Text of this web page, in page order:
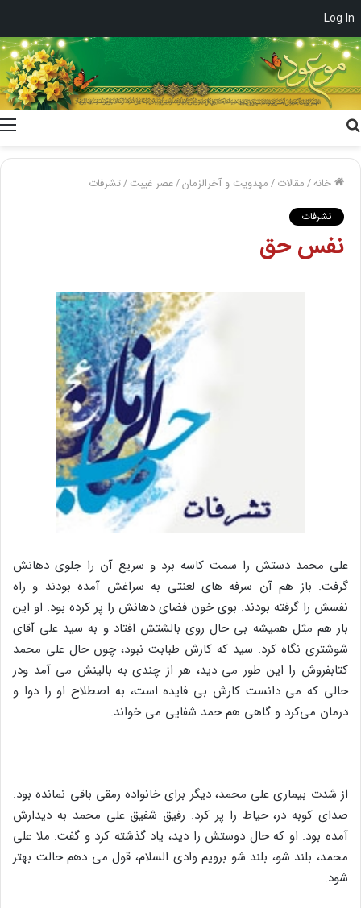
Log In
خانه/مقالات/مهدویت و آخرالزمان/عصر غیبت/تشرفات
تشرفات
نفس حق
علی محمد دستش را سمت کاسه برد و سریع آن را جلوی دهانش
گرفت. باز هم آن سرفه های لعنتی به سراغش آمده بودند و راه
نفسش را گرفته بودند. بوی خون فضای دهانش را پر کرده بود. او این
بار هم مثل همیشه بی حال روی بالشتش افتاد و به سید علی آقای
شوشتری نگاه کرد. سید که کارش طبابت نبود، چون حال علی محمد
کتابفروش را این طور می دید، هر از چندی به بالینش می آمد ودر
حالی که می دانست کارش بی فایده است، به اصطلاح او را دوا و
درمان می‌کرد و گاهی هم حمد شفایی می خواند.
از شدت بیماری علی محمد، دیگر برای خانواده رمقی باقی نمانده بود.
صدای کوبه در، حیاط را پر کرد. رفیق شفیق علی محمد به دیدارش
آمده بود. او که حال دوستش را دید، یاد گذشته کرد و گفت: ملا علی
محمد، بلند شو، بلند شو برویم وادی السلام، قول می دهم حالت بهتر
شود.